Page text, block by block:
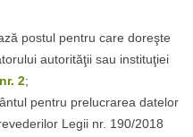
postul pentru care doreşte
autorităţii sau instituţiei
2;
pentru prelucrarea datelor
Legii nr. 190/2018